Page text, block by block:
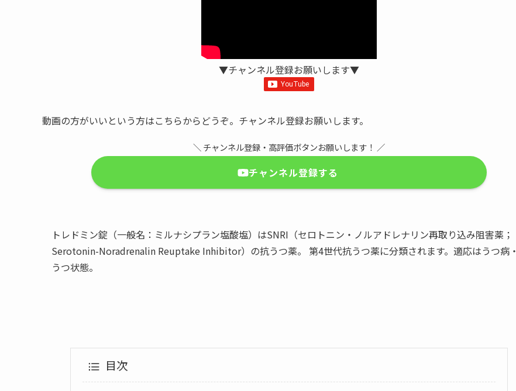
▼チャンネル登録お願いします▼
動画の方がいいという方はこちらからどうぞ。チャンネル登録お願いします。
＼ チャンネル登録・高評価ボタンお願いします！ ／
チャンネル登録する
トレドミン錠（一般名：ミルナシプラン塩酸塩）はSNRI（セロトニン・ノルアドレナリン再取り込み阻害薬；
Serotonin-Noradrenalin Reuptake Inhibitor）の抗うつ薬。 第4世代抗うつ薬に分類されます。適応はうつ病・
うつ状態。
目次